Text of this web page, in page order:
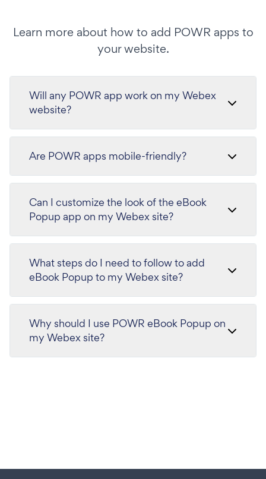
Learn more about how to add POWR apps to
your website.
Will any POWR app work on my Webex
website?
Are POWR apps mobile-friendly?
Can I customize the look of the eBook
Popup app on my Webex site?
What steps do I need to follow to add
eBook Popup to my Webex site?
Why should I use POWR eBook Popup on
my Webex site?